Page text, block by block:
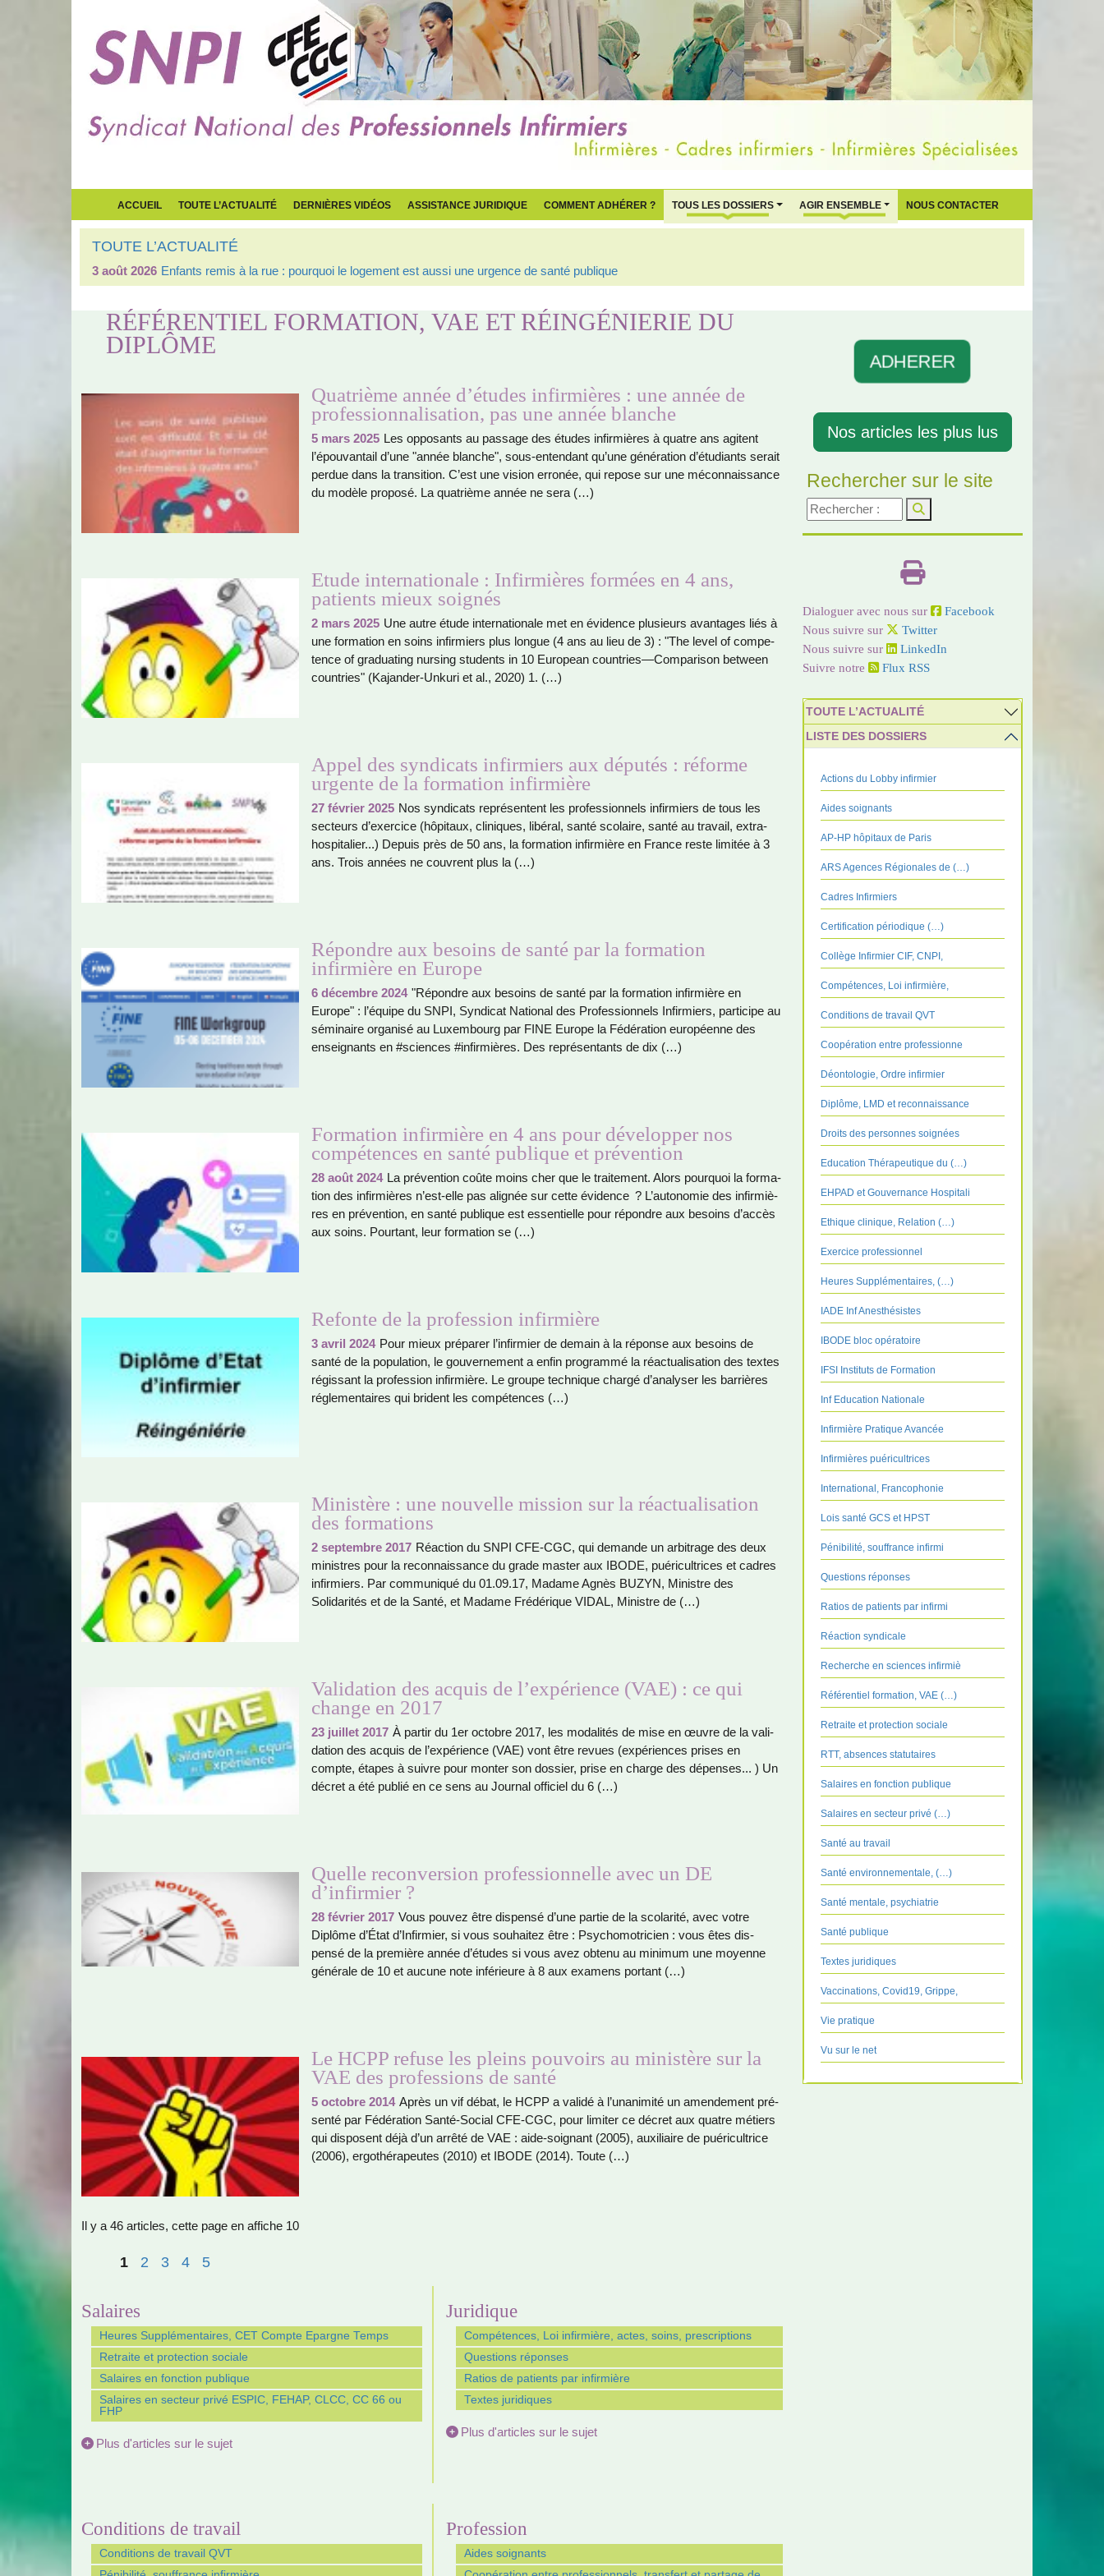
ACCUEIL TOUTE L’ACTUALITÉ DERNIÈRES VIDÉOS ASSISTANCE JURIDIQUE COMMENT ADHÉRER ? TOUS LES DOSSIERS AGIR ENSEMBLE NOUS CONTACTER
TOUTE L’ACTUALITÉ
3 août 2026 Enfants remis à la rue : pourquoi le logement est aussi une urgence de santé publique
RÉFÉRENTIEL FORMATION, VAE ET RÉINGÉNIERIE DU
DIPLÔME
Quatrième année d’études infirmières : une année de
professionnalisation, pas une année blanche
5 mars 2025 Les oppo­sants au pas­sage des études infir­miè­res à quatre ans agi­tent
l’épouvantail d’une "année blan­che", sous-enten­dant qu’une géné­ra­tion d’étudiants serait
perdue dans la tran­si­tion. C’est une vision erro­née, qui repose sur une méconnais­sance
du modèle pro­posé. La qua­trième année ne sera (…)
Etude internationale : Infirmières formées en 4 ans,
patients mieux soignés
2 mars 2025 Une autre étude inter­na­tio­nale met en évidence plu­sieurs avan­ta­ges liés à
une for­ma­tion en soins infir­miers plus longue (4 ans au lieu de 3) : "The level of com­pe­
tence of gra­dua­ting nur­sing stu­dents in 10 European coun­tries—­Com­pa­ri­son bet­ween
coun­tries" (Kajander-Unkuri et al., 2020) 1. (…)
Appel des syndicats infirmiers aux députés : réforme
urgente de la formation infirmière
27 février 2025 Nos syn­di­cats repré­sen­tent les pro­fes­sion­nels infir­miers de tous les
sec­teurs d’exer­cice (hôpi­taux, cli­ni­ques, libé­ral, santé sco­laire, santé au tra­vail, extra­
hos­pi­ta­lier...) Depuis près de 50 ans, la for­ma­tion infir­mière en France reste limi­tée à 3
ans. Trois années ne cou­vrent plus la (…)
Répondre aux besoins de santé par la formation
infirmière en Europe
6 décembre 2024 "Répondre aux besoins de santé par la for­ma­tion infir­mière en
Europe" : l’équipe du SNPI, Syndicat National des Professionnels Infirmiers, par­ti­cipe au
sémi­naire orga­nisé au Luxembourg par FINE Europe la Fédération euro­péenne des
ensei­gnants en #scien­ces #in­fir­miè­res. Des repré­sen­tants de dix (…)
Formation infirmière en 4 ans pour développer nos
compétences en santé publique et prévention
28 août 2024 La pré­ven­tion coûte moins cher que le trai­te­ment. Alors pour­quoi la for­ma­
tion des infir­miè­res n’est-elle pas ali­gnée sur cette évidence ? L’auto­no­mie des infir­miè­
res en pré­ven­tion, en santé publi­que est essen­tielle pour répon­dre aux besoins d’accès
aux soins. Pourtant, leur for­ma­tion se (…)
Refonte de la profession infirmière
3 avril 2024 Pour mieux pré­pa­rer l’infir­mier de demain à la réponse aux besoins de
santé de la popu­la­tion, le gou­ver­ne­ment a enfin pro­grammé la réac­tua­li­sa­tion des textes
régis­sant la pro­fes­sion infir­mière. Le groupe tech­ni­que chargé d’ana­ly­ser les bar­riè­res
régle­men­tai­res qui bri­dent les com­pé­ten­ces (…)
Ministère : une nouvelle mission sur la réactualisation
des formations
2 septembre 2017 Réaction du SNPI CFE-CGC, qui demande un arbi­trage des deux
minis­tres pour la reconnais­sance du grade master aux IBODE, pué­ri­cultri­ces et cadres
infir­miers. Par com­mu­ni­qué du 01.09.17, Madame Agnès BUZYN, Ministre des
Solidarités et de la Santé, et Madame Frédérique VIDAL, Ministre de (…)
Validation des acquis de l’expérience (VAE) : ce qui
change en 2017
23 juillet 2017 À partir du 1er octo­bre 2017, les moda­li­tés de mise en œuvre de la vali­
da­tion des acquis de l’expé­rience (VAE) vont être revues (expé­rien­ces prises en
compte, étapes à suivre pour monter son dos­sier, prise en charge des dépen­ses... ) Un
décret a été publié en ce sens au Journal offi­ciel du 6 (…)
Quelle reconversion professionnelle avec un DE
d’infirmier ?
28 février 2017 Vous pouvez être dis­pensé d’une partie de la sco­la­rité, avec votre
Diplôme d’État d’Infirmier, si vous sou­hai­tez être : Psychomotricien : vous êtes dis­
pensé de la pre­mière année d’études si vous avez obtenu au mini­mum une moyenne
géné­rale de 10 et aucune note infé­rieure à 8 aux exa­mens por­tant (…)
Le HCPP refuse les pleins pouvoirs au ministère sur la
VAE des professions de santé
5 octobre 2014 Après un vif débat, le HCPP a validé à l’una­ni­mité un amen­de­ment pré­
senté par Fédération Santé-Social CFE-CGC, pour limi­ter ce décret aux quatre métiers
qui dis­po­sent déjà d’un arrêté de VAE : aide-soi­gnant (2005), auxi­liaire de pué­ri­cultrice
(2006), ergo­thé­ra­peu­tes (2010) et IBODE (2014). Toute (…)
Il y a 46 articles, cette page en affiche 10
1 2 3 4 5
Salaires
Heures Supplémentaires, CET Compte Epargne Temps
Retraite et protection sociale
Salaires en fonction publique
Salaires en secteur privé ESPIC, FEHAP, CLCC, CC 66 ou
FHP
Plus d'articles sur le sujet
Juridique
Compétences, Loi infirmière, actes, soins, prescriptions
Questions réponses
Ratios de patients par infirmière
Textes juridiques
Plus d'articles sur le sujet
Conditions de travail
Conditions de travail QVT
Profession
Aides soignants
ADHERER
Nos articles les plus lus
Rechercher sur le site
Dialoguer avec nous sur
Facebook
Nous suivre sur
Twitter
Nous suivre sur
LinkedIn
Suivre notre
Flux RSS
TOUTE L’ACTUALITÉ
LISTE DES DOSSIERS
Actions du Lobby infirmier
Aides soignants
AP-HP hôpitaux de Paris
ARS Agences Régionales de (…)
Cadres Infirmiers
Certification périodique (…)
Collège Infirmier CIF, CNPI,
Compétences, Loi infirmière,
Conditions de travail QVT
Coopération entre professionne
Déontologie, Ordre infirmier
Diplôme, LMD et reconnaissance
Droits des personnes soignées
Education Thérapeutique du (…)
EHPAD et Gouvernance Hospitali
Ethique clinique, Relation (…)
Exercice professionnel
Heures Supplémentaires, (…)
IADE Inf Anesthésistes
IBODE bloc opératoire
IFSI Instituts de Formation
Inf Education Nationale
Infirmière Pratique Avancée
Infirmières puéricultrices
International, Francophonie
Lois santé GCS et HPST
Pénibilité, souffrance infirmi
Questions réponses
Ratios de patients par infirmi
Réaction syndicale
Recherche en sciences infirmiè
Référentiel formation, VAE (…)
Retraite et protection sociale
RTT, absences statutaires
Salaires en fonction publique
Salaires en secteur privé (…)
Santé au travail
Santé environnementale, (…)
Santé mentale, psychiatrie
Santé publique
Textes juridiques
Vaccinations, Covid19, Grippe,
Vie pratique
Vu sur le net